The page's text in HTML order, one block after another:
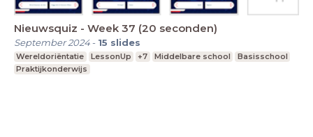
Nieuwsquiz - Week 37 (20 seconden)
September 2024- 15 slides
Wereldoriëntatie LessonUp +7 Middelbare school
Basisschool
Praktijkonderwijs